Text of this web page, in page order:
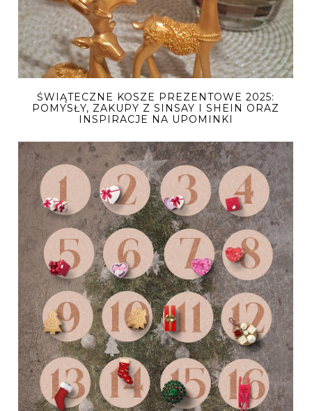
ŚWIĄTECZNE KOSZE PREZENTOWE 2025:
POMYSŁY, ZAKUPY Z SINSAY I SHEIN ORAZ
INSPIRACJE NA UPOMINKI